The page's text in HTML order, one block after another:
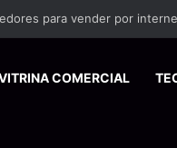
para vender por
COMERCIAL